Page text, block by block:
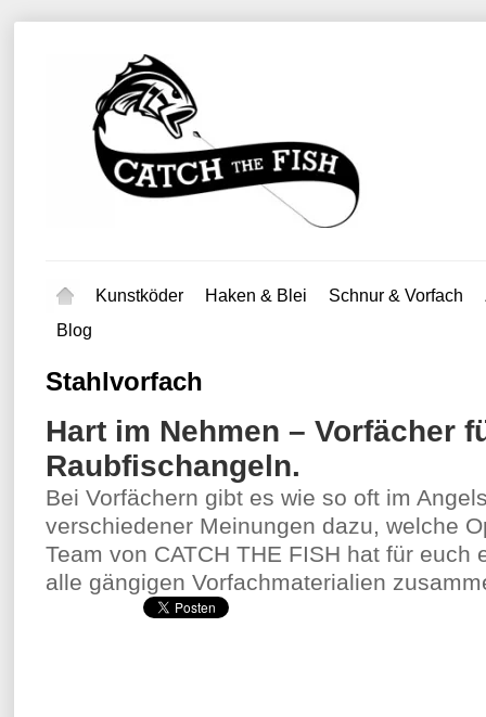
Kunstköder Haken & Blei Schnur & Vorfach
Blog
Stahlvorfach
Hart im Nehmen – Vorfächer
Raubfischangeln.
Bei Vorfächern gibt es wie so oft im
verschiedener Meinungen dazu, welche
Team von CATCH THE FISH hat für euch
alle gängigen Vorfachmaterialien